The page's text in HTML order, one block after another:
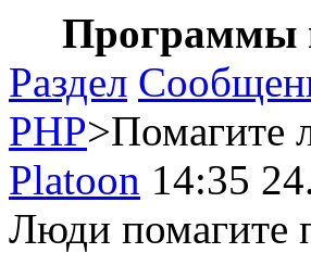
Программы
Раздел
PHP>Помагите
Platoon 14:35
Люди помагите